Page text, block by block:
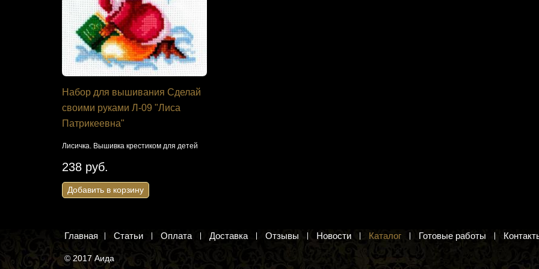
Набор для вышивания Сделай
своими руками Л-09 "Лиса
Патрикеевна"
Лисичка. Вышивка крестиком для детей
238 руб.
Добавить в корзину
Главная Статьи Оплата Доставка Отзывы Новости Каталог Готовые работы
© 2017 Аида